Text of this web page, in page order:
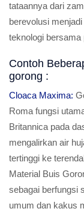
tataannya dari
berevolusi
teknologi bersama
Contoh
gorong :
Cloaca Maxima:
Roma fungsi
Britannica pada
mengalirkan air
tertinggi ke
Material Buis
sebagai berfungsi
umum dan kakus